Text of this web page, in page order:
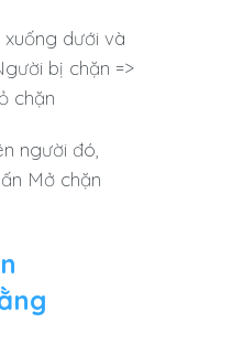
dưới và
bị chặn =>
chặn
người đó,
Mở chặn